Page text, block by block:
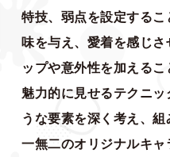
特技、弱点を設定する
味を与え、愛着を感じ
ップや意外性を加える
魅力的に見せるテクニ
うな要素を深く考え、
一無二のオリジナルキャ